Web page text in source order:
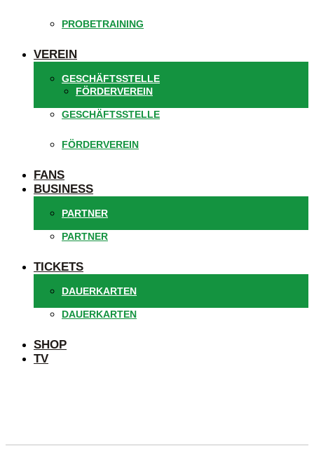
PROBETRAINING
VEREIN
GESCHÄFTSSTELLE
FÖRDERVEREIN
GESCHÄFTSSTELLE
FÖRDERVEREIN
FANS
BUSINESS
PARTNER
PARTNER
TICKETS
DAUERKARTEN
DAUERKARTEN
SHOP
TV